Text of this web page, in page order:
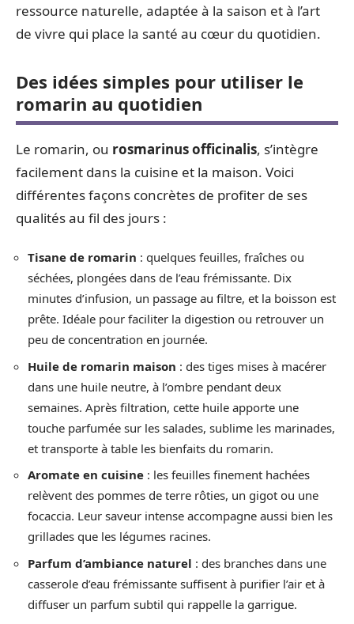
ressource naturelle, adaptée à la saison et à l’art
de vivre qui place la santé au cœur du quotidien.
Des idées simples pour utiliser le
romarin au quotidien
Le romarin, ou rosmarinus officinalis, s’intègre
facilement dans la cuisine et la maison. Voici
différentes façons concrètes de profiter de ses
qualités au fil des jours :
Tisane de romarin : quelques feuilles, fraîches ou
séchées, plongées dans de l’eau frémissante. Dix
minutes d’infusion, un passage au filtre, et la boisson est
prête. Idéale pour faciliter la digestion ou retrouver un
peu de concentration en journée.
Huile de romarin maison : des tiges mises à macérer
dans une huile neutre, à l’ombre pendant deux
semaines. Après filtration, cette huile apporte une
touche parfumée sur les salades, sublime les marinades,
et transporte à table les bienfaits du romarin.
Aromate en cuisine : les feuilles finement hachées
relèvent des pommes de terre rôties, un gigot ou une
focaccia. Leur saveur intense accompagne aussi bien les
grillades que les légumes racines.
Parfum d’ambiance naturel : des branches dans une
casserole d’eau frémissante suffisent à purifier l’air et à
diffuser un parfum subtil qui rappelle la garrigue.